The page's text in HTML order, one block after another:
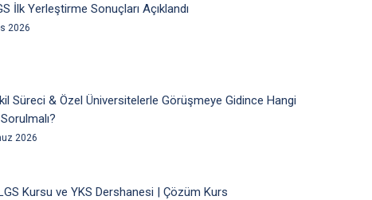
İlk Yerleştirme Sonuçları Açıklandı
2026
Süreci & Özel Üniversitelerle Görüşmeye Gidince Hangi
2026
Kursu ve YKS Dershanesi | Çözüm Kurs